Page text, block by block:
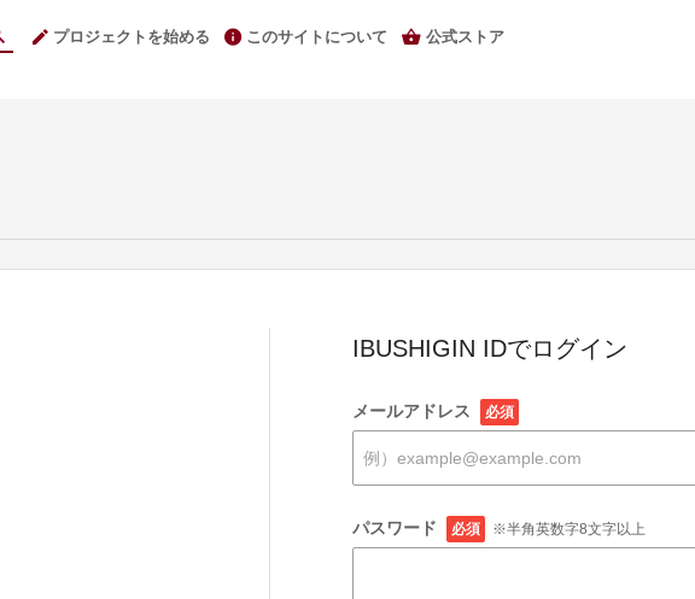
プロジェクトを始める このサイトについて 公式ストア
IBUSHIGIN IDでログイン
メールアドレス 必須
パスワード 必須 ※半角英数字8文字以上